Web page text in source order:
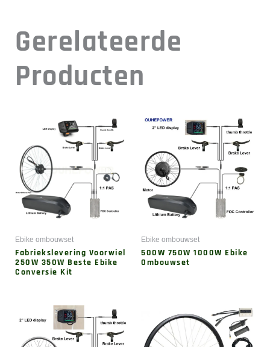
Gerelateerde
Producten
Ebike ombouwset
Fabriekslevering Voorwiel
250W 350W Beste Ebike
Conversie Kit
Ebike ombouwset
500W 750W 1000W Ebike
Ombouwset